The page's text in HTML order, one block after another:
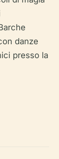
danze
presso la